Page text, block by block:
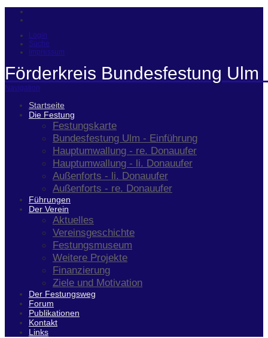
Login
Suche
Impressum
Förderkreis Bundesfestung Ulm
Navigation
Startseite
Die Festung
Festungskarte
Bundesfestung Ulm - Einführung
Hauptumwallung - re. Donauufer
Hauptumwallung - li. Donauufer
Außenforts - li. Donauufer
Außenforts - re. Donauufer
Führungen
Der Verein
Aktuelles
Vereinsgeschichte
Festungsmuseum
Weitere Projekte
Finanzierung
Ziele und Motivation
Der Festungsweg
Forum
Publikationen
Kontakt
Links